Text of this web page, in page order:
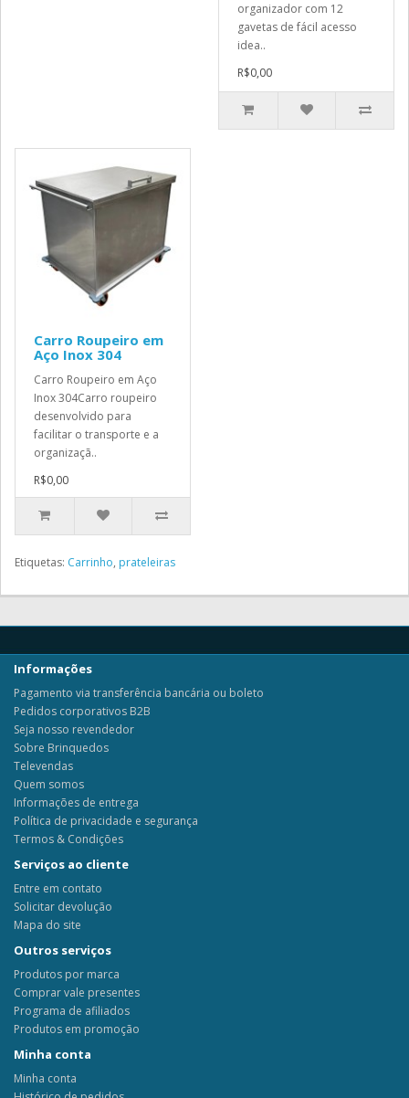
organizador com 12
gavetas de fácil acesso
idea..
R$0,00
Carro Roupeiro em
Aço Inox 304
Carro Roupeiro em Aço
Inox 304Carro roupeiro
desenvolvido para
facilitar o transporte e a
organizaçã..
R$0,00
Etiquetas: Carrinho, prateleiras
Informações
Pagamento via transferência bancária ou boleto
Pedidos corporativos B2B
Seja nosso revendedor
Sobre Brinquedos
Televendas
Quem somos
Informações de entrega
Política de privacidade e segurança
Termos & Condições
Serviços ao cliente
Entre em contato
Solicitar devolução
Mapa do site
Outros serviços
Produtos por marca
Comprar vale presentes
Programa de afiliados
Produtos em promoção
Minha conta
Minha conta